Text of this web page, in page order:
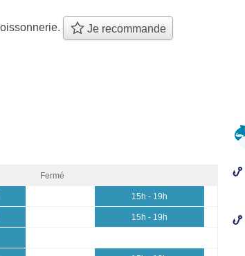
Je recommande
Fermé
15h - 19h
15h - 19h